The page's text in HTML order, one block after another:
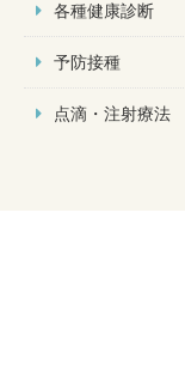
各種健康診断
予防接種
点滴・注射療法